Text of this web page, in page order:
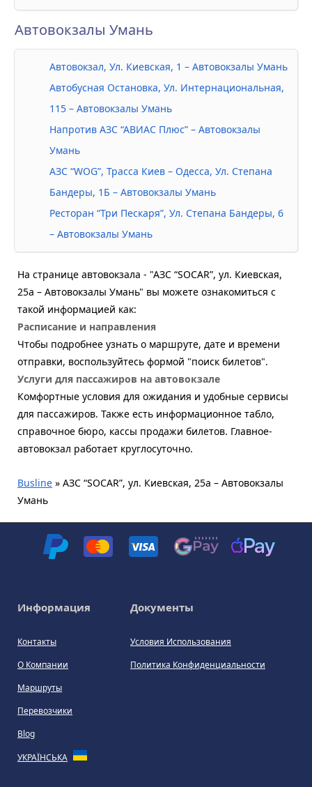
Автовокзалы Умань
Автовокзал, Ул. Киевская, 1 – Автовокзалы Умань
Автобусная Остановка, Ул. Интернациональная,
115 – Автовокзалы Умань
Напротив АЗС “АВИАС Плюс” – Автовокзалы
Умань
АЗС “WOG”, Трасса Киев – Одесса, Ул. Степана
Бандеры, 1Б – Автовокзалы Умань
Ресторан “Три Пескаря”, Ул. Степана Бандеры, 6
– Автовокзалы Умань
На странице автовокзала - "АЗС “SOCAR”, ул. Киевская,
25а – Автовокзалы Умань" вы можете ознакомиться с
такой информацией как:
Расписание и направления
Чтобы подробнее узнать о маршруте, дате и времени
отправки, воспользуйтесь формой "поиск билетов".
Услуги для пассажиров на автовокзале
Комфортные условия для ожидания и удобные сервисы
для пассажиров. Также есть информационное табло,
справочное бюро, кассы продажи билетов. Главное-
автовокзал работает круглосуточно.
Busline » АЗС “SOCAR”, ул. Киевская, 25а – Автовокзалы
Умань
Информация
Контакты
О Компании
Маршруты
Перевозчики
Blog
УКРАЇНСЬКА
Документы
Условия Использования
Политика Конфиденциальности